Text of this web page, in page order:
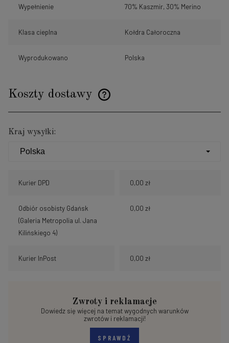
Wypełnienie 70% Kaszmir, 30% Merino
Klasa cieplna Kołdra Całoroczna
Wyprodukowano Polska
Koszty dostawy
Cena nie zawiera ewentualnych kosztów płatności
Kraj wysyłki:
Kurier DPD 0,00 zł
Odbiór osobisty Gdańsk
(Galeria Metropolia ul. Jana
Kilińskiego 4)
0,00 zł
Kurier InPost 0,00 zł
Zwroty i reklamacje
Dowiedz się więcej na temat wygodnych warunków
zwrotów i reklamacji!
SPRAWDŹ